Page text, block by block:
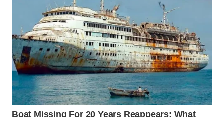
WN
TANGERANG
WN
BINJAI
CIREBON